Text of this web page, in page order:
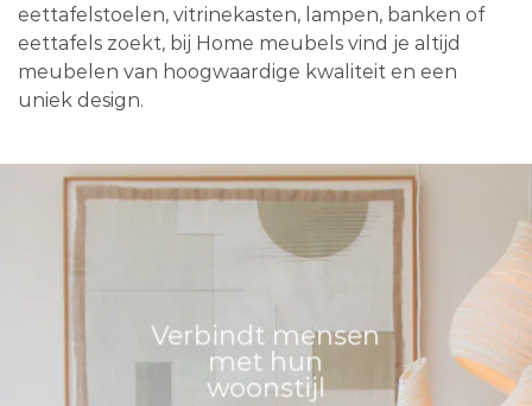
eettafelstoelen, vitrinekasten, lampen, banken of
eettafels zoekt, bij Home meubels vind je altijd
meubelen van hoogwaardige kwaliteit en een
uniek design.
Verbindt mensen
met hun
woonstijl